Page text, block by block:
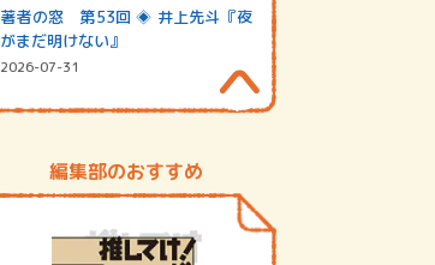
著者の窓 第53回 ◈ 井上先斗『夜
がまだ明けない』
2026-07-31
編集部のおすすめ